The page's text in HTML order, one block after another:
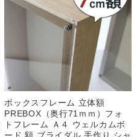
ボックスフレーム 立体額
PREBOX（奥行71ｍｍ）フォ
トフレーム Ａ４ ウェルカムボ